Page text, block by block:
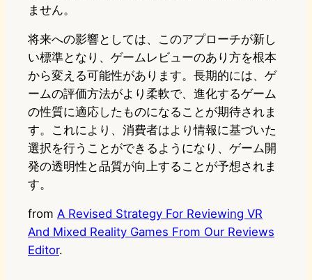
ません。
将来への影響としては、このアプローチが新し
い標準となり、ゲームレビューのあり方を根本
から変える可能性があります。長期的には、ゲ
ームの評価方法がより柔軟で、進化するゲーム
の性質に適応したものになることが期待されま
す。これにより、消費者はより情報に基づいた
選択を行うことができるようになり、ゲーム開
発の透明性と品質が向上することが予想されま
す。
from A Revised Strategy For Reviewing VR
And Mixed Reality Games From Our Reviews
Editor.